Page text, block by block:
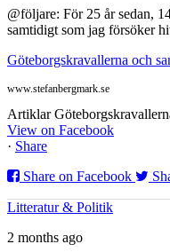
@följare: För 25 år sedan,
samtidigt som jag försöker
Göteborgskravallerna och
www.stefanbergmark.se
Artiklar
View on Facebook
· Share
Share on Facebook
Litteratur & Politik
2 months ago